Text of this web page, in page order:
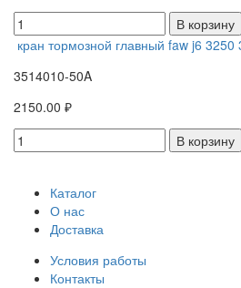
В корзину
кран тормозной главный faw j6 3250
3514010-50A
2150.00 ₽
В корзину
Каталог
О нас
Доставка
Условия работы
Контакты